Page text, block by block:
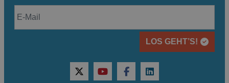
LOS GEHT’S!
twitteryoutubefacebooklinkedin